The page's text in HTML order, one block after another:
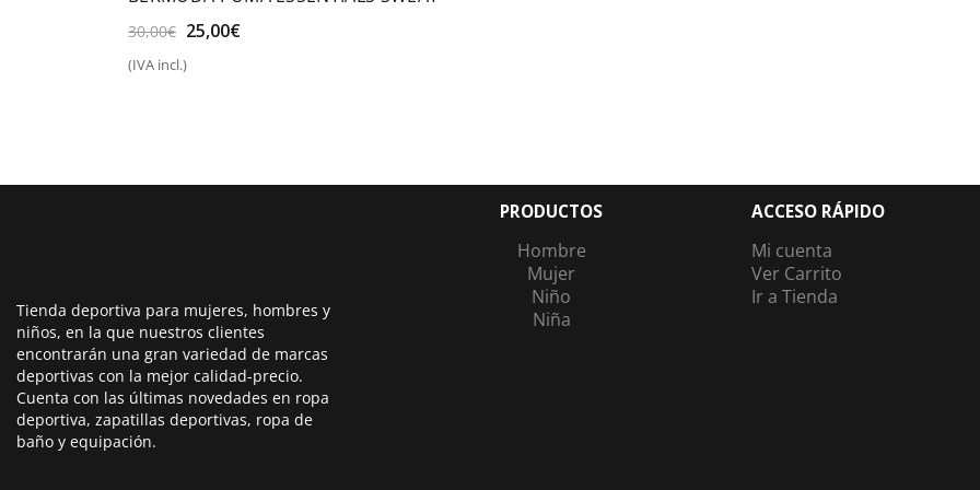
30,00€ El
original
25,00€El
(IVA incl.)Seleccionar opciones
Tienda deportiva para mujeres, hombres y
niños, en la que nuestros clientes
encontrarán una gran variedad de marcas
deportivas con la mejor calidad-precio.
Cuenta con las últimas novedades en ropa
deportiva, zapatillas deportivas, ropa de
baño y equipación.
PRODUCTOS
Hombre
Mujer
Niño
Niña
ACCESO RÁPIDO
Mi cuenta
Ver Carrito
Ir a Tienda